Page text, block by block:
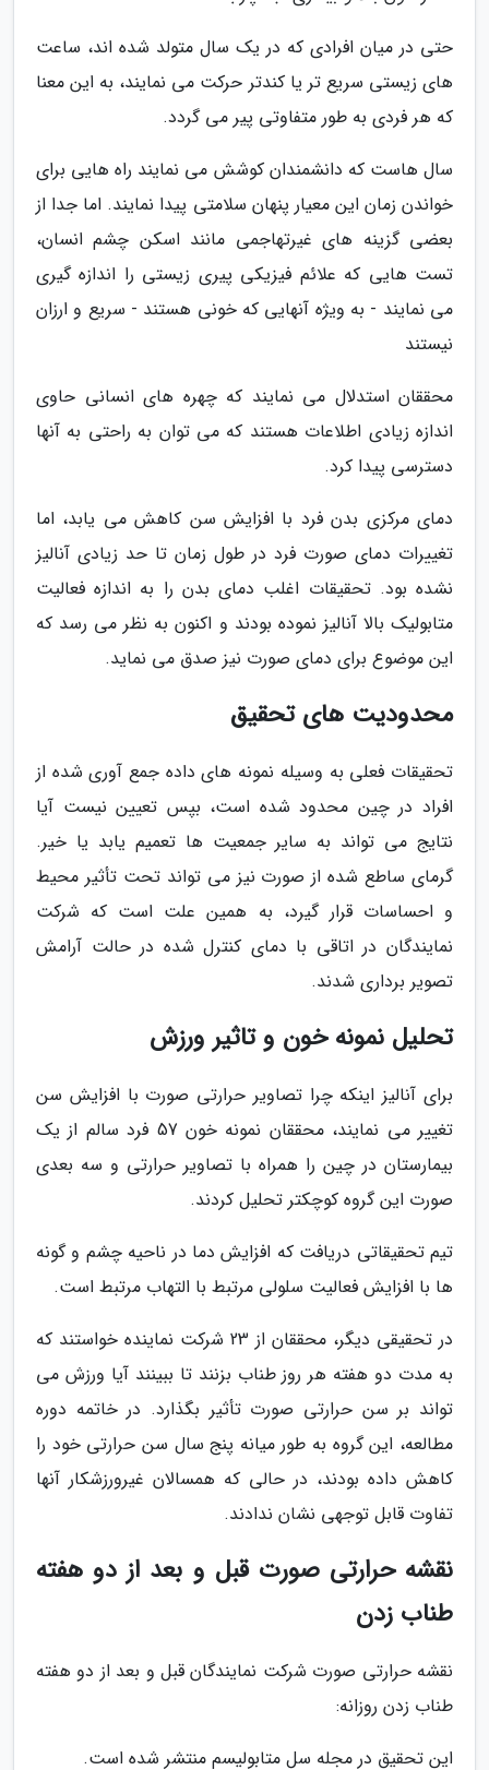
حتی در میان افرادی که در یک سال متولد شده اند، ساعت
های زیستی سریع تر یا کندتر حرکت می نمایند، به این معنا
که هر فردی به طور متفاوتی پیر می گردد.
سال هاست که دانشمندان کوشش می نمایند راه هایی برای
خواندن زمان این معیار پنهان سلامتی پیدا نمایند. اما جدا از
بعضی گزینه های غیرتهاجمی مانند اسکن چشم انسان،
تست هایی که علائم فیزیکی پیری زیستی را اندازه گیری
می نمایند - به ویژه آنهایی که خونی هستند - سریع و ارزان
نیستند
محققان استدلال می نمایند که چهره های انسانی حاوی
اندازه زیادی اطلاعات هستند که می توان به راحتی به آنها
دسترسی پیدا کرد.
دمای مرکزی بدن فرد با افزایش سن کاهش می یابد، اما
تغییرات دمای صورت فرد در طول زمان تا حد زیادی آنالیز
نشده بود. تحقیقات اغلب دمای بدن را به اندازه فعالیت
متابولیک بالا آنالیز نموده بودند و اکنون به نظر می رسد که
این موضوع برای دمای صورت نیز صدق می نماید.
محدودیت های تحقیق
تحقیقات فعلی به وسیله نمونه های داده جمع آوری شده از
افراد در چین محدود شده است، بپس تعیین نیست آیا
نتایج می تواند به سایر جمعیت ها تعمیم یابد یا خیر.
گرمای ساطع شده از صورت نیز می تواند تحت تأثیر محیط
و احساسات قرار گیرد، به همین علت است که شرکت
نمایندگان در اتاقی با دمای کنترل شده در حالت آرامش
تصویر برداری شدند.
تحلیل نمونه خون و تاثیر ورزش
برای آنالیز اینکه چرا تصاویر حرارتی صورت با افزایش سن
تغییر می نمایند، محققان نمونه خون 57 فرد سالم از یک
بیمارستان در چین را همراه با تصاویر حرارتی و سه بعدی
صورت این گروه کوچکتر تحلیل کردند.
تیم تحقیقاتی دریافت که افزایش دما در ناحیه چشم و گونه
ها با افزایش فعالیت سلولی مرتبط با التهاب مرتبط است.
در تحقیقی دیگر، محققان از 23 شرکت نماینده خواستند که
به مدت دو هفته هر روز طناب بزنند تا ببینند آیا ورزش می
تواند بر سن حرارتی صورت تأثیر بگذارد. در خاتمه دوره
مطالعه، این گروه به طور میانه پنج سال سن حرارتی خود را
کاهش داده بودند، در حالی که همسالان غیرورزشکار آنها
تفاوت قابل توجهی نشان ندادند.
نقشه حرارتی صورت قبل و بعد از دو هفته
طناب زدن
نقشه حرارتی صورت شرکت نمایندگان قبل و بعد از دو هفته
طناب زدن روزانه:
این تحقیق در مجله سل متابولیسم منتشر شده است.